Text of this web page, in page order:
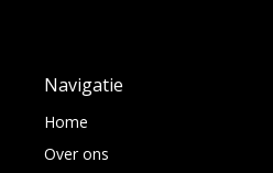
Navigatie
Home
Over ons